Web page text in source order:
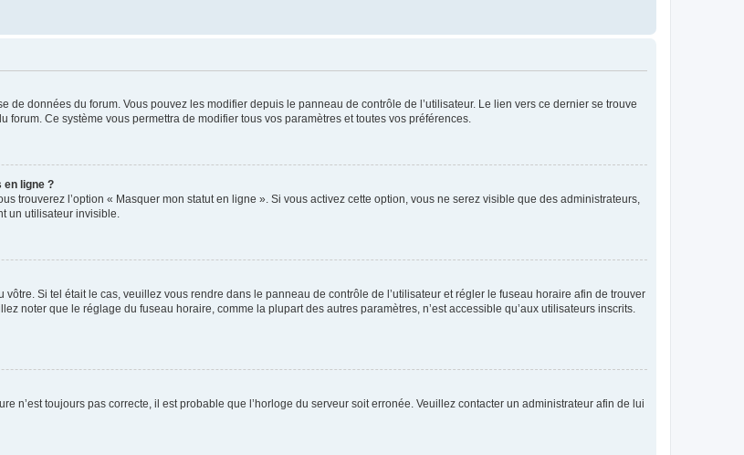
de données du forum. Vous pouvez les modifier depuis le panneau de contrôle de l’utilisateur. Le lien vers ce dernier se trouve
Ce système vous permettra de modifier tous vos paramètres et toutes vos préférences.
en ligne ?
trouverez l’option « Masquer mon statut en ligne ». Si vous activez cette option, vous ne serez visible que des administrateurs,
un utilisateur invisible.
Si tel était le cas, veuillez vous rendre dans le panneau de contrôle de l’utilisateur et régler le fuseau horaire afin de trouver
noter que le réglage du fuseau horaire, comme la plupart des autres paramètres, n’est accessible qu’aux utilisateurs inscrits.
n’est toujours pas correcte, il est probable que l’horloge du serveur soit erronée. Veuillez contacter un administrateur afin de lui